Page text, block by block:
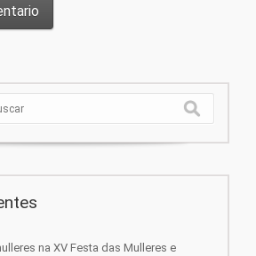
na XV Festa das Mulleres e